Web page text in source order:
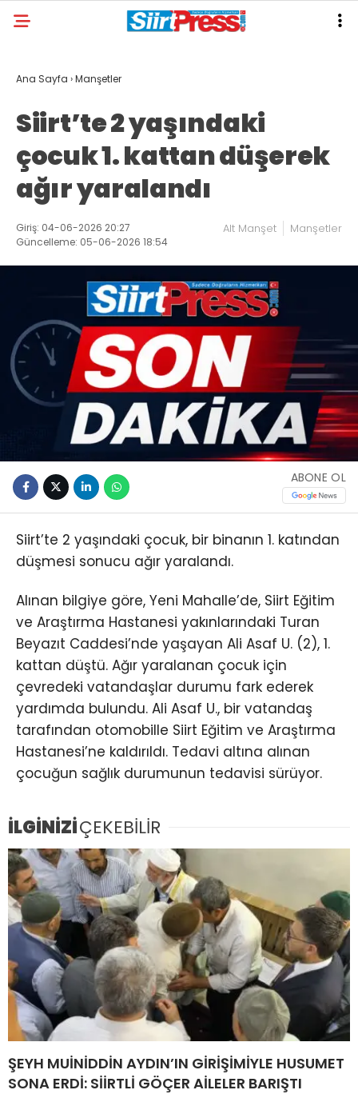
Ana Sayfa ›Manşetler
Siirt’te 2 yaşındaki
çocuk 1. kattan düşerek
ağır yaralandı
Giriş: 04-06-2026 20:27
Güncelleme: 05-06-2026 18:54
Alt Manşet Manşetler
ABONE OL
Siirt’te 2 yaşındaki çocuk, bir binanın 1. katından
düşmesi sonucu ağır yaralandı.
Alınan bilgiye göre, Yeni Mahalle’de, Siirt Eğitim
ve Araştırma Hastanesi yakınlarındaki Turan
Beyazıt Caddesi’nde yaşayan Ali Asaf U. (2), 1.
kattan düştü. Ağır yaralanan çocuk için
çevredeki vatandaşlar durumu fark ederek
yardımda bulundu. Ali Asaf U., bir vatandaş
tarafından otomobille Siirt Eğitim ve Araştırma
Hastanesi’ne kaldırıldı. Tedavi altına alınan
çocuğun sağlık durumunun tedavisi sürüyor.
İLGİNİZİÇEKEBİLİR
ŞEYH MUİNİDDİN AYDIN’IN GİRİŞİMİYLE HUSUMET
SONA ERDİ: SİİRTLİ GÖÇER AİLELER BARIŞTI